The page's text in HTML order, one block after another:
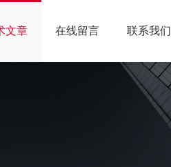
文章 在线留言 联系我们